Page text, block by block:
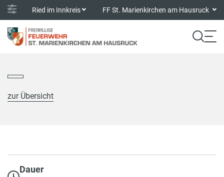
Ried im Innkreis FF St. Marienkirchen am Hausruck
zur Übersicht
Dauer